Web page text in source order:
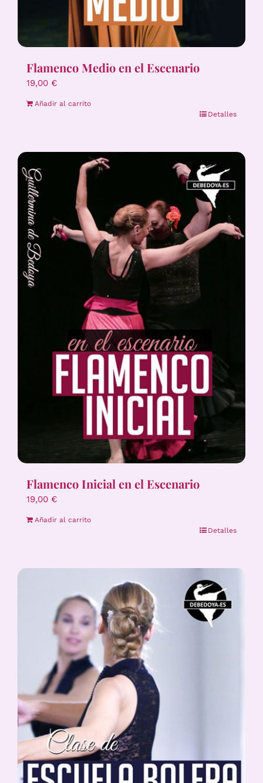
Flamenco Medio en el Escenario
19,00 €
Añadir al carrito
Detalles
Flamenco Inicial en el Escenario
19,00 €
Añadir al carrito
Detalles